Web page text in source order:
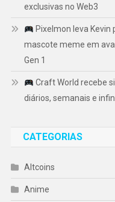
exclusivas no Web3
Pixelmon leva
mascote meme em
Gen 1
Craft World recebe
diários, semanais e
CATEGORIAS
Altcoins
Anime